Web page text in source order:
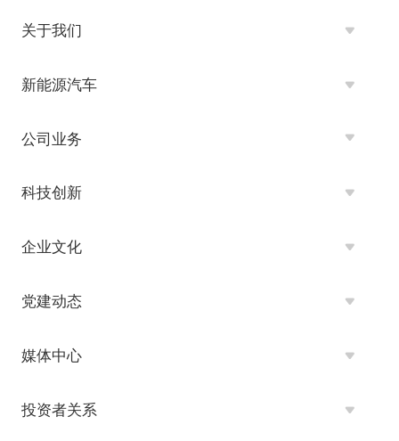
关于我们
新能源汽车
公司业务
科技创新
企业文化
党建动态
媒体中心
投资者关系